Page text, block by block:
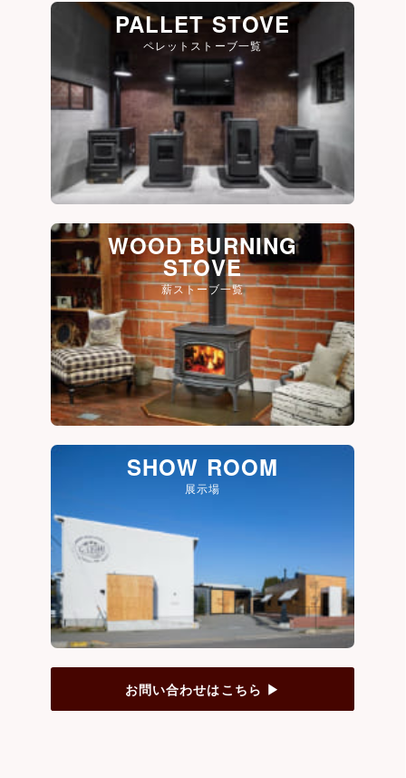
PALLET STOVE
ペレットストーブ一覧
WOOD BURNING
STOVE
薪ストーブ一覧
SHOW ROOM
展示場
お問い合わせはこちら ▶︎